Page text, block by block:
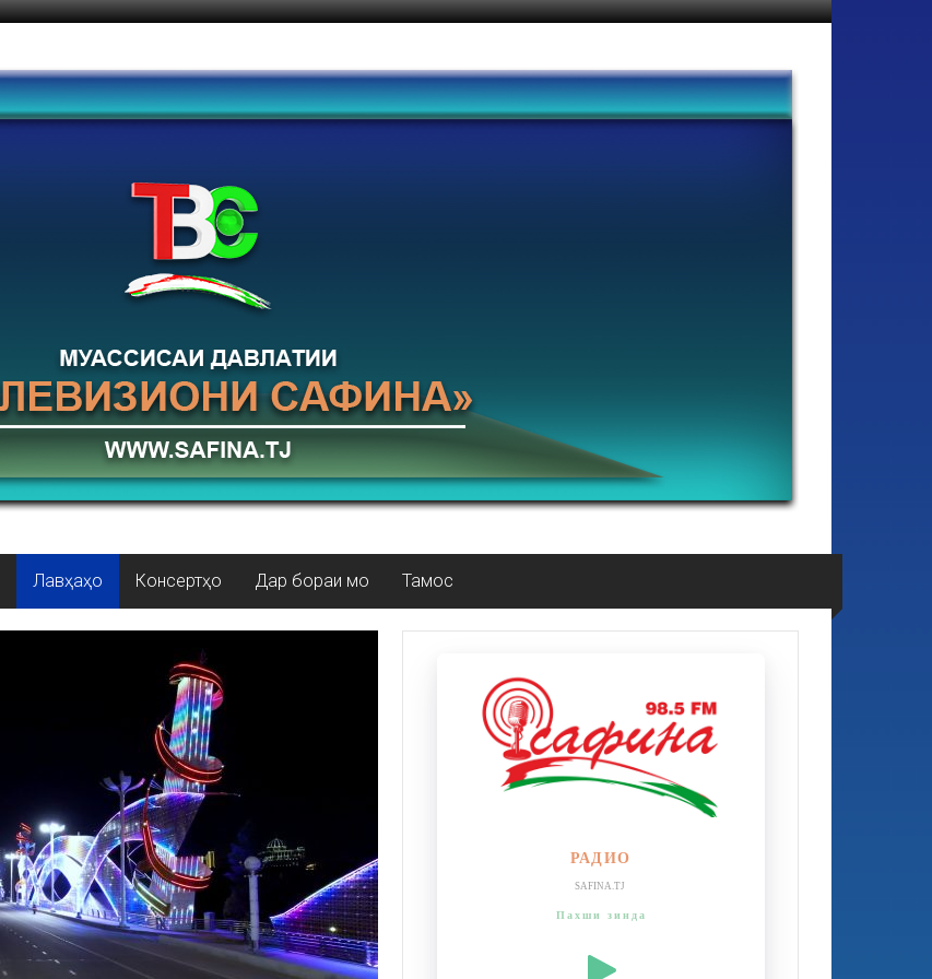
Лавҳаҳо Консертҳо Дар бораи мо Тамос
РАДИО
SAFINA.TJ
Пахши зинда